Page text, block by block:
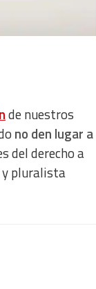
de nuestros
no den lugar a
del derecho a
y pluralista